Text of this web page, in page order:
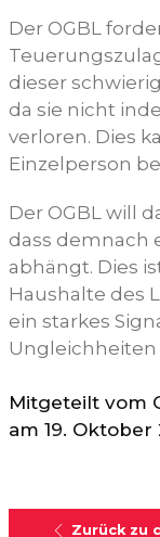
Der OGBL
dieser
da sie nicht
verloren. Dies
Einzelperson
Der OGBL will
dass demnach
abhängt. Dies
Haushalte des
ein starkes
Mitgeteilt vom
am 19. Oktober
Zurück zu